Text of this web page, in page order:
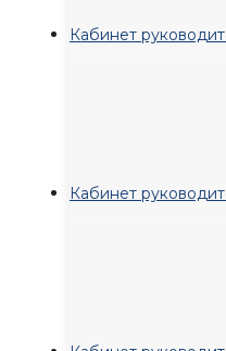
Кабинет
Кабинет